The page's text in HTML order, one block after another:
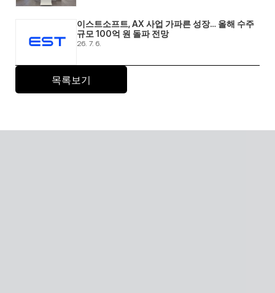
이스트소프트, AX 사업 가파른 성장… 올해 수주
규모 100억 원 돌파 전망
26. 7. 6.
목록보기